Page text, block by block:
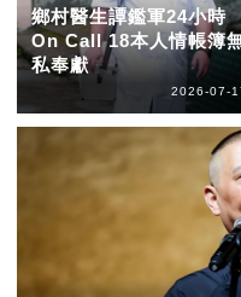
鄉村醫生譚鑑軍24小時
On Call 18本人情帳簿
私奉獻
2026-07-